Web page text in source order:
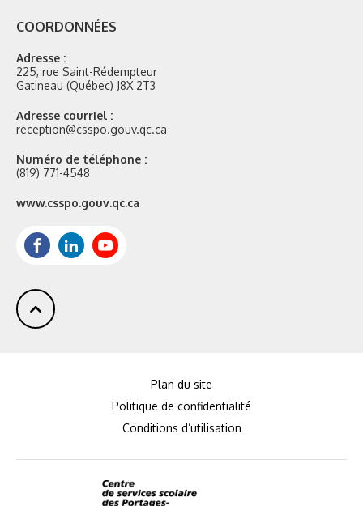
COORDONNÉES
Adresse :
225, rue Saint-Rédempteur
Gatineau (Québec) J8X 2T3
Adresse courriel :
reception@csspo.gouv.qc.ca
Numéro de téléphone :
(819) 771-4548
Site
www.csspo.gouv.qc.ca
FacebookLinkedInYoutube
Plan du site
Politique de confidentialité
Conditions d’utilisation